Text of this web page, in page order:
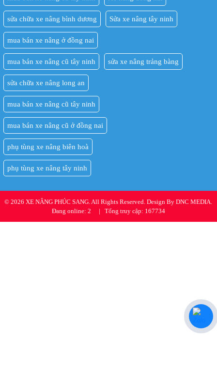
sửa chữa xe nâng bình dương Sửa xe nâng tây ninh
mua bán xe nâng ở đồng nai
mua bán xe nâng cũ tây ninh sửa xe nâng trảng bàng
sửa chữa xe nâng long an
mua bán xe nâng cũ tây ninh
mua bán xe nâng cũ ở đồng nai
phụ tùng xe nâng biên hoà
phụ tùng xe nâng tây ninh
© 2026 XE NÂNG PHÚC SANG. All Rights Reserved. Design By DNC MEDIA.
Đang online: 2
| Tổng truy cập: 167734